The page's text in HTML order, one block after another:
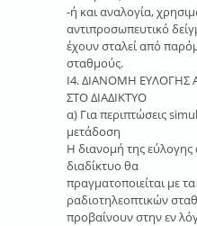
-ή και αναλογία,
αντιπροσωπευτικό
έχουν σταλεί από
σταθμούς.
Ι4. ΔΙΑΝΟΜΗ ΕΥΛΟΓΗΣ
ΣΤΟ ΔΙΑΔΙΚΤΥΟ
α) Για περιπτώσεις
μετάδοση
Η διανομή της εύλογης
διαδίκτυο θα
πραγματοποιείται με
ραδιοτηλεοπτικών
προβαίνουν στην εν